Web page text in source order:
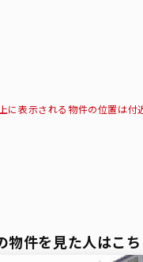
に表示される物件の位置は付
物件を見た人はこ